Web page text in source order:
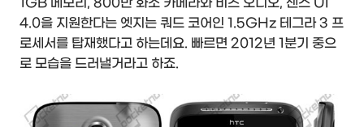
4.0을 지원한다는 엣지는 쿼드 코어인 1.5GHz 테그라 3 프
로세서를 탑재했다고 하는데요. 빠르면 2012년 1분기 중으
로 모습을 드러낼거라고 하죠.